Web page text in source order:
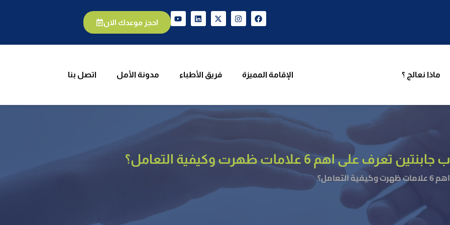
احجز موعدك الان
ماذا نعالج ؟ الإقامة المميزة فريق الأطباء مدونة الأمل اتصل بنا
الإقامة المميزة فريق الأطباء مدونة الأمل اتصل بنا
على اهم 6 علامات ظهرت وكيفية التعامل؟